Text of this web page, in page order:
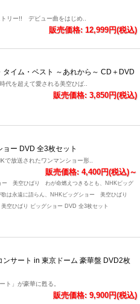
リー!! デビュー曲をはじめ..
販売価格: 12,999円(税込)
タイム・ベスト ～あれから～ CD＋DVD
代を超えて愛される美空ひば..
販売価格: 3,850円(税込)
ー DVD 全3枚セット
で放送されたワンマンショー形..
販売価格: 4,400円(税込)～
ー 美空ひばり わが命燃えつきるとも、NHKビッグ
は永遠に語らん、NHKビッグショー 美空ひばり
空ひばり ビッグショー DVD 全3枚セット
ンサート in 東京ドーム 豪華盤 DVD2枚
ト」が豪華に甦る。
販売価格: 9,900円(税込)